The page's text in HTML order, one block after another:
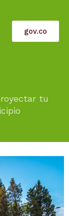
gov.co
tu